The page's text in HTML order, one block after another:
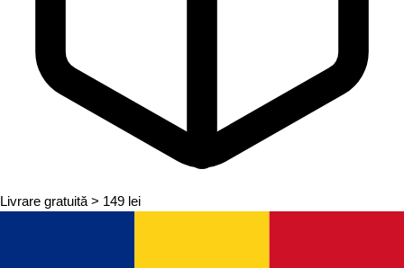
Livrare gratuită > 149 lei